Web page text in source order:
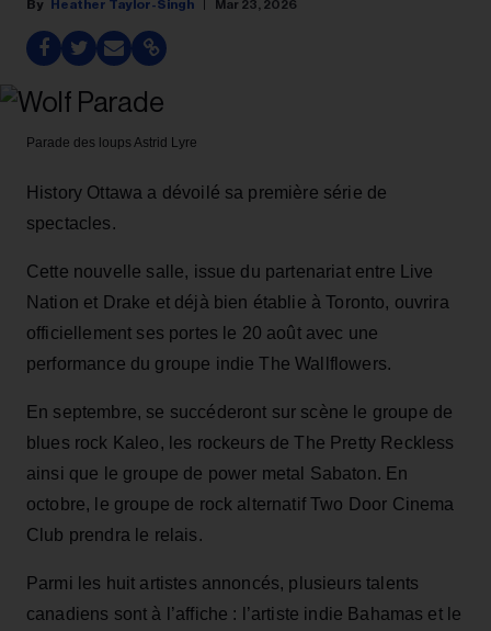
Heather Taylor-Singh Mar 23, 2026
Parade des loups Astrid Lyre
History Ottawa a dévoilé sa première série de
spectacles.
Cette nouvelle salle, issue du partenariat entre Live
Nation et Drake et déjà bien établie à Toronto, ouvrira
officiellement ses portes le 20 août avec une
performance du groupe indie The Wallflowers.
En septembre, se succéderont sur scène le groupe de
blues rock Kaleo, les rockeurs de The Pretty Reckless
ainsi que le groupe de power metal Sabaton. En
octobre, le groupe de rock alternatif Two Door Cinema
Club prendra le relais.
Parmi les huit artistes annoncés, plusieurs talents
canadiens sont à l’affiche : l’artiste indie Bahamas et le